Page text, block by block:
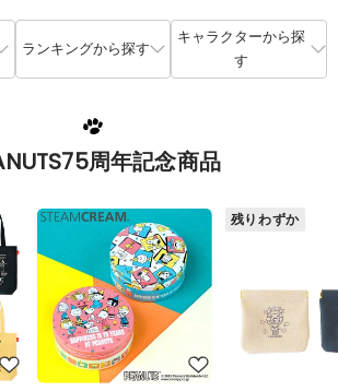
ランキングから探す
キャラクターから探
す
周年記念商品
残りわずか